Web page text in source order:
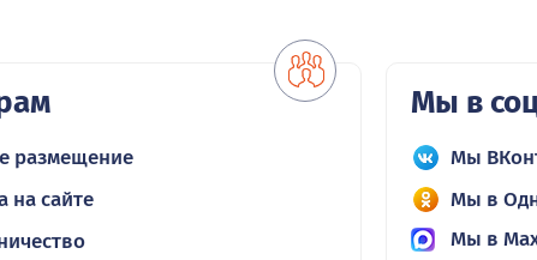
размещение
на сайте
Мы в
Мы
Мы в
Мы в